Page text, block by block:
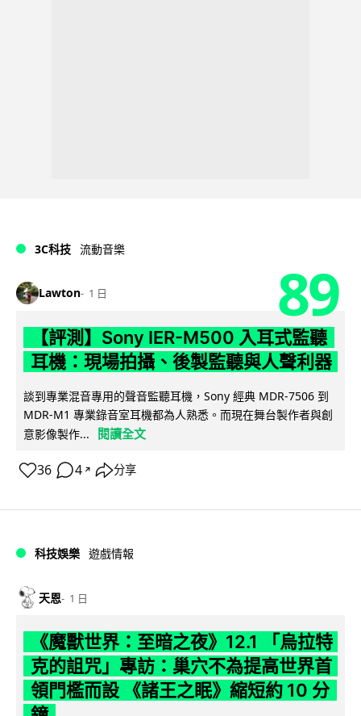
3C科技 流動音樂
Lawton 1 日 89
【評測】Sony IER-M500 入耳式監聽
耳機：現場拍攝、後製監聽與人聲利器
談到專業混音專用的聲音監聽耳機，Sony 經典 MDR-7506 到
MDR-M1 專業錄音室耳機都為人熟悉。而現在舞台製作者與創
意影像製作...
閱讀全文
36 4 ↗ 分享
科技娛樂 遊戲情報
天恩 1 日
《魔獸世界：至暗之夜》12.1 「烏拉特
克的詛咒」專訪：巢穴不為提高世界首
領門檻而設 《諸王之眠》縮短約 10 分